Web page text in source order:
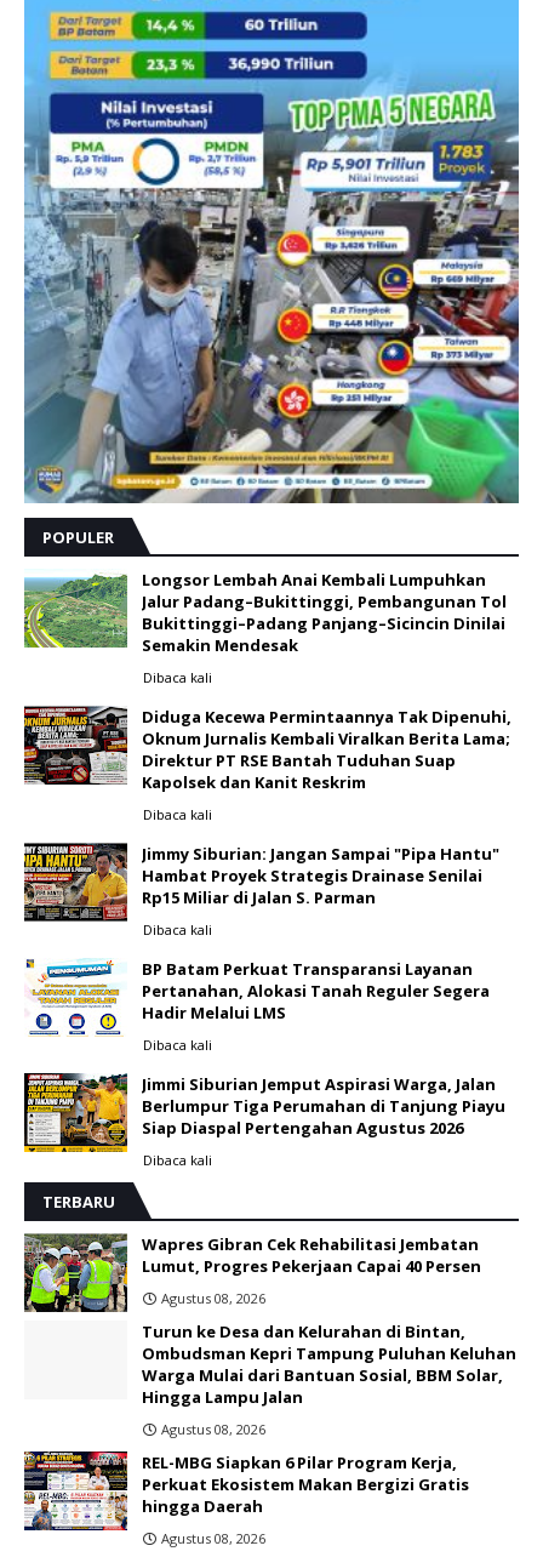
POPULER
Longsor Lembah Anai Kembali Lumpuhkan
Jalur Padang–Bukittinggi, Pembangunan Tol
Bukittinggi–Padang Panjang–Sicincin Dinilai
Semakin Mendesak
Dibaca kali
Diduga Kecewa Permintaannya Tak Dipenuhi,
Oknum Jurnalis Kembali Viralkan Berita Lama;
Direktur PT RSE Bantah Tuduhan Suap
Kapolsek dan Kanit Reskrim
Dibaca kali
Jimmy Siburian: Jangan Sampai "Pipa Hantu"
Hambat Proyek Strategis Drainase Senilai
Rp15 Miliar di Jalan S. Parman
Dibaca kali
BP Batam Perkuat Transparansi Layanan
Pertanahan, Alokasi Tanah Reguler Segera
Hadir Melalui LMS
Dibaca kali
Jimmi Siburian Jemput Aspirasi Warga, Jalan
Berlumpur Tiga Perumahan di Tanjung Piayu
Siap Diaspal Pertengahan Agustus 2026 ‎
Dibaca kali
TERBARU
Wapres Gibran Cek Rehabilitasi Jembatan
Lumut, Progres Pekerjaan Capai 40 Persen
Agustus 08, 2026
Turun ke Desa dan Kelurahan di Bintan,
Ombudsman Kepri Tampung Puluhan Keluhan
Warga Mulai dari Bantuan Sosial, BBM Solar,
Hingga Lampu Jalan
Agustus 08, 2026
REL-MBG Siapkan 6 Pilar Program Kerja,
Perkuat Ekosistem Makan Bergizi Gratis
hingga Daerah
Agustus 08, 2026